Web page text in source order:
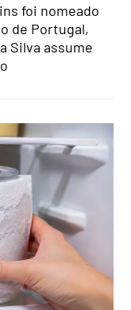
foi nomeado
de Portugal,
Silva assume